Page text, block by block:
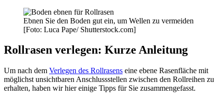
Ebnen Sie den Boden gut ein, um Wellen zu vermeiden
[Foto: Luca Pape/ Shutterstock.com]
Rollrasen verlegen: Kurze Anleitung
Um nach dem Verlegen des Rollrasens eine ebene Rasenfläche mit
möglichst unsichtbaren Anschlussstellen zwischen den Rollreihen zu
erhalten, haben wir hier einige Tipps für Sie zusammengefasst.